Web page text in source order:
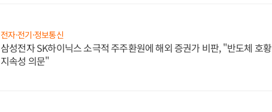
전자·전기·정보통신
삼성전자 SK하이닉스 소극적 주주환원에 해외 증권가 비판, "반도체 호황
지속성 의문"